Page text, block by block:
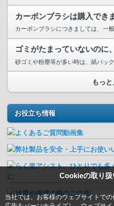
Cookieの取り扱
当社では、お客様のウェブサイトで
カーボンブラシは購入でき
カーボンブラシにつきましては、一
砂ゴミや粉塵等が多い時は、紙パック
もっ
お役立ち情報